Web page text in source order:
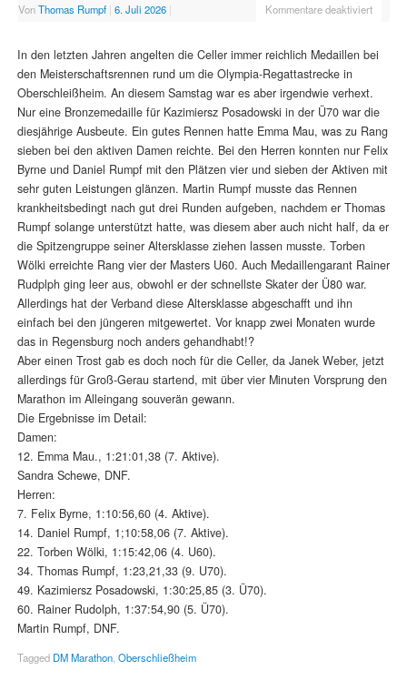
VonThomas Rumpf | 6. Juli 2026 | Kommentare deaktiviert
In den letzten Jahren angelten die Celler immer reichlich Medaillen bei
den Meisterschaftsrennen rund um die Olympia-Regattastrecke in
Oberschleißheim. An diesem Samstag war es aber irgendwie verhext.
Nur eine Bronzemedaille für Kazimiersz Posadowski in der Ü70 war die
diesjährige Ausbeute. Ein gutes Rennen hatte Emma Mau, was zu Rang
sieben bei den aktiven Damen reichte. Bei den Herren konnten nur Felix
Byrne und Daniel Rumpf mit den Plätzen vier und sieben der Aktiven mit
sehr guten Leistungen glänzen. Martin Rumpf musste das Rennen
krankheitsbedingt nach gut drei Runden aufgeben, nachdem er Thomas
Rumpf solange unterstützt hatte, was diesem aber auch nicht half, da er
die Spitzengruppe seiner Altersklasse ziehen lassen musste. Torben
Wölki erreichte Rang vier der Masters U60. Auch Medaillengarant Rainer
Rudplph ging leer aus, obwohl er der schnellste Skater der Ü80 war.
Allerdings hat der Verband diese Altersklasse abgeschafft und ihn
einfach bei den jüngeren mitgewertet. Vor knapp zwei Monaten wurde
das in Regensburg noch anders gehandhabt!?
Aber einen Trost gab es doch noch für die Celler, da Janek Weber, jetzt
allerdings für Groß-Gerau startend, mit über vier Minuten Vorsprung den
Marathon im Alleingang souverän gewann.
Die Ergebnisse im Detail:
Damen:
12. Emma Mau., 1:21:01,38 (7. Aktive).
Sandra Schewe, DNF.
Herren:
7. Felix Byrne, 1:10:56,60 (4. Aktive).
14. Daniel Rumpf, 1;10:58,06 (7. Aktive).
22. Torben Wölki, 1:15:42,06 (4. U60).
34. Thomas Rumpf, 1:23,21,33 (9. U70).
49. Kazimiersz Posadowski, 1:30:25,85 (3. Ü70).
60. Rainer Rudolph, 1:37:54,90 (5. Ü70).
Martin Rumpf, DNF.
Tagged DM Marathon, Oberschließheim